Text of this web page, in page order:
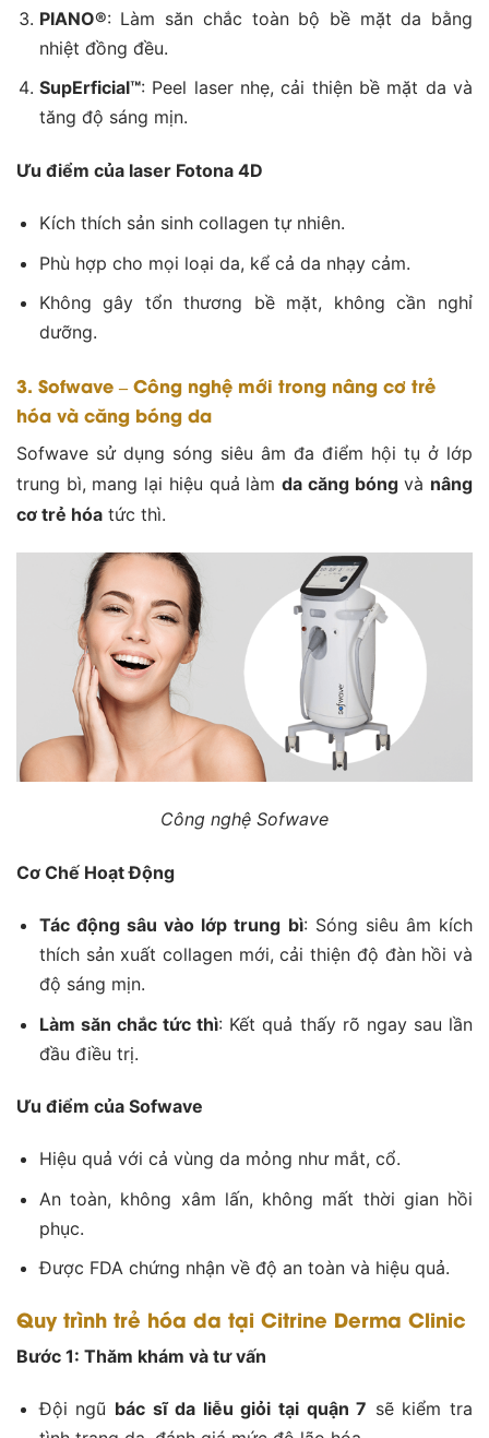
PIANO®: Làm săn chắc toàn bộ bề mặt da bằng
nhiệt đồng đều.
SupErficial™: Peel laser nhẹ, cải thiện bề mặt da và
tăng độ sáng mịn.
Ưu điểm của laser Fotona 4D
Kích thích sản sinh collagen tự nhiên.
Phù hợp cho mọi loại da, kể cả da nhạy cảm.
Không gây tổn thương bề mặt, không cần nghỉ
dưỡng.
3. Sofwave – Công nghệ mới trong nâng cơ trẻ
hóa và căng bóng da
Sofwave sử dụng sóng siêu âm đa điểm hội tụ ở lớp
trung bì, mang lại hiệu quả làmda căng bóngvà nâng
cơ trẻ hóa tức thì.
Công nghệ Sofwave
Cơ Chế Hoạt Động
Tác động sâu vào lớp trung bì: Sóng siêu âm kích
thích sản xuất collagen mới, cải thiện độ đàn hồi và
độ sáng mịn.
Làm săn chắc tức thì: Kết quả thấy rõ ngay sau lần
đầu điều trị.
Ưu điểm của Sofwave
Hiệu quả với cả vùng da mỏng như mắt, cổ.
An toàn, không xâm lấn, không mất thời gian hồi
phục.
Được FDA chứng nhận về độ an toàn và hiệu quả.
Quy trình trẻ hóa da tại Citrine Derma Clinic
Bước 1: Thăm khám và tư vấn
Đội ngũ bác sĩ da liễu giỏi tại quận 7 sẽ kiểm tra